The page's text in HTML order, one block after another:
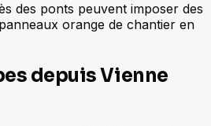
des ponts peuvent imposer des
orange de chantier en
depuis Vienne